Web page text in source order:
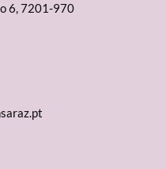
6, 7201-970